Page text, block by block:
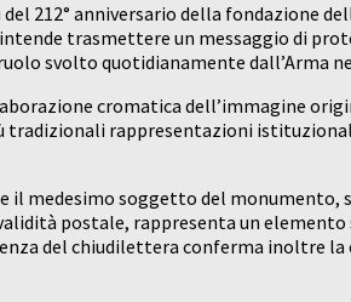
212° anniversario della fondazione
trasmettere un messaggio di
svolto quotidianamente dall’Arma
cromatica dell’immagine
tradizionali rappresentazioni
medesimo soggetto del monumento,
postale, rappresenta un elemento
del chiudilettera conferma inoltre